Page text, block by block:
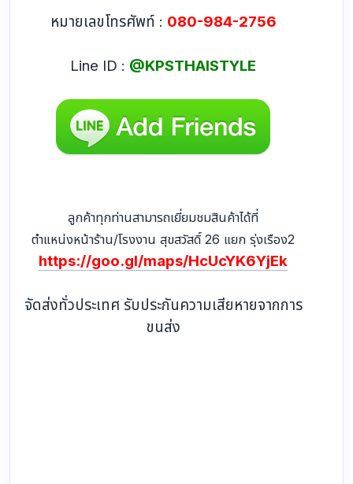
หมายเลขโทรศัพท์ : 080-984-2756
Line ID : @KPSTHAISTYLE
ลูกค้าทุกท่านสามารถเยี่ยมชมสินค้าได้ที่
ตำแหน่งหน้าร้าน/โรงงาน สุขสวัสดิ์ 26 แยก รุ่งเรือง2
https://goo.gl/maps/HcUcYK6YjEk
จัดส่งทั่วประเทศ รับประกันความเสียหายจากการ
ขนส่ง